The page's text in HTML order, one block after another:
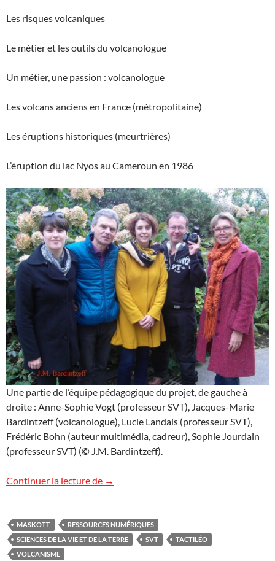
Les risques volcaniques
Le métier et les outils du volcanologue
Un métier, une passion : volcanologue
Les volcans anciens en France (métropolitaine)
Les éruptions historiques (meurtrières)
L’éruption du lac Nyos au Cameroun en 1986
Une partie de l’équipe pédagogique du projet, de gauche à
droite : Anne-Sophie Vogt (professeur SVT), Jacques-Marie
Bardintzeff (volcanologue), Lucie Landais (professeur SVT),
Frédéric Bohn (auteur multimédia, cadreur), Sophie Jourdain
(professeur SVT) (© J.M. Bardintzeff).
Continuer la lecture de Ressources numériques en SVT
→
MASKOTT
RESSOURCES NUMÉRIQUES
SCIENCES DE LA VIE ET DE LA TERRE
SVT
TACTILÉO
VOLCANISME